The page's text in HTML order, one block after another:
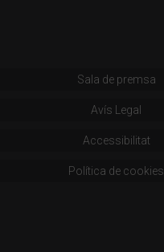
Sala de premsa
Avís Legal
Accessibilitat
Política de cookies